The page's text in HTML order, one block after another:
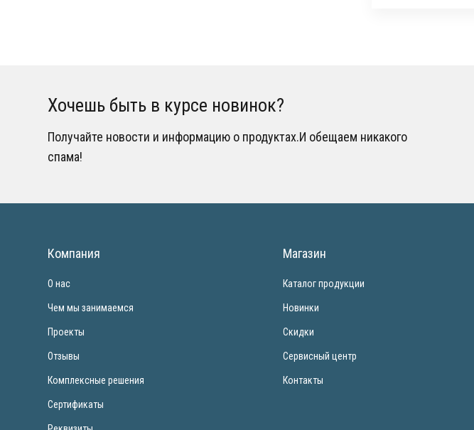
Хочешь быть в курсе новинок?
Получайте новости и информацию о продуктах.И обещаем никакого
спама!
Компания
О нас
Чем мы занимаемся
Проекты
Отзывы
Комплексные решения
Сертификаты
Магазин
Каталог продукции
Новинки
Скидки
Сервисный центр
Контакты